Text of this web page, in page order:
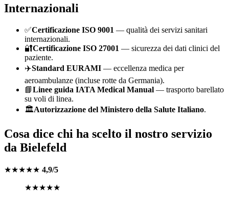
Internazionali
✅Certificazione ISO 9001 — qualità dei servizi sanitari
internazionali.
🔐Certificazione ISO 27001 — sicurezza dei dati clinici del
paziente.
✈️Standard EURAMI — eccellenza medica per
aeroambulanze (incluse rotte da Germania).
📘Linee guida IATA Medical Manual — trasporto barellato
su voli di linea.
🏛️Autorizzazione del Ministero della Salute Italiano.
Cosa dice chi ha scelto il nostro servizio
da Bielefeld
★★★★★ 4,9/5
★★★★★